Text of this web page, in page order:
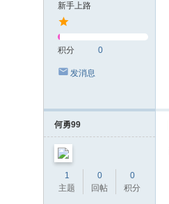
新手上路
积分 0
发消息
何勇99
1
主题
0
回帖
0
积分